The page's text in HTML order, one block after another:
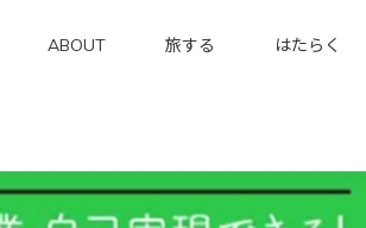
ABOUT 旅する はたらく